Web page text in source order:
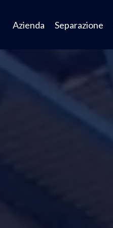
Azienda Separazione